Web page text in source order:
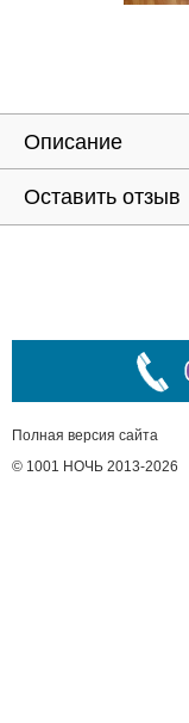
Описание
Оставить отзыв
Полная версия сайта
© 1001 НОЧЬ 2013-2026